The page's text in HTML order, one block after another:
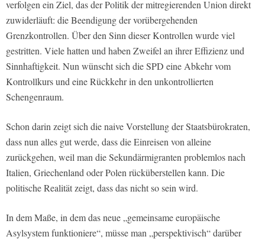
verfolgen ein Ziel, das der Politik der mitregierenden Union direkt
zuwiderläuft: die Beendigung der vorübergehenden
Grenzkontrollen. Über den Sinn dieser Kontrollen wurde viel
gestritten. Viele hatten und haben Zweifel an ihrer Effizienz und
Sinnhaftigkeit. Nun wünscht sich die SPD eine Abkehr vom
Kontrollkurs und eine Rückkehr in den unkontrollierten
Schengenraum.
Schon darin zeigt sich die naive Vorstellung der Staatsbürokraten,
dass nun alles gut werde, dass die Einreisen von alleine
zurückgehen, weil man die Sekundärmigranten problemlos nach
Italien, Griechenland oder Polen rücküberstellen kann. Die
politische Realität zeigt, dass das nicht so sein wird.
In dem Maße, in dem das neue „gemeinsame europäische
Asylsystem funktioniere“, müsse man „perspektivisch“ darüber